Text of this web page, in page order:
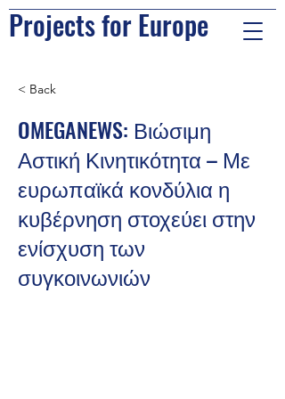
Projects for Europe
< Back
OMEGANEWS: Βιώσιμη
Αστική Κινητικότητα – Με
ευρωπαϊκά κονδύλια η
κυβέρνηση στοχεύει στην
ενίσχυση των
συγκοινωνιών